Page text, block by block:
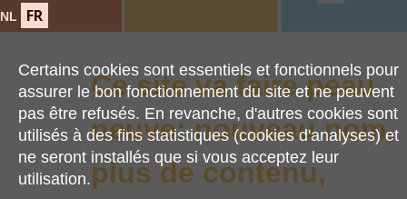
NL FR
Certains cookies sont essentiels et fonctionnels pour
assurer le bon fonctionnement du site et ne peuvent
pas être refusés. En revanche, d'autres cookies sont
utilisés à des fins statistiques (cookies d'analyses) et
ne seront installés que si vous acceptez leur
utilisation.
Ce site va faire peau
neuve: nouveau nom,
plus de contenu,